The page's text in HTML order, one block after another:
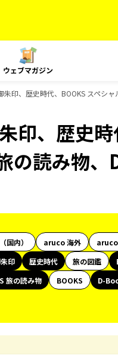
ウェブマガジン
朱印、歴史時代、BOOKS スペシ
印、歴史時
の読み物
国内） aruco 海外
印 歴史時代 旅の図鑑
旅の読み物 BOOKS
D-